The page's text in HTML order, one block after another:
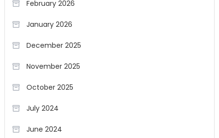
February 2026
January 2026
December 2025
November 2025
October 2025
July 2024
June 2024